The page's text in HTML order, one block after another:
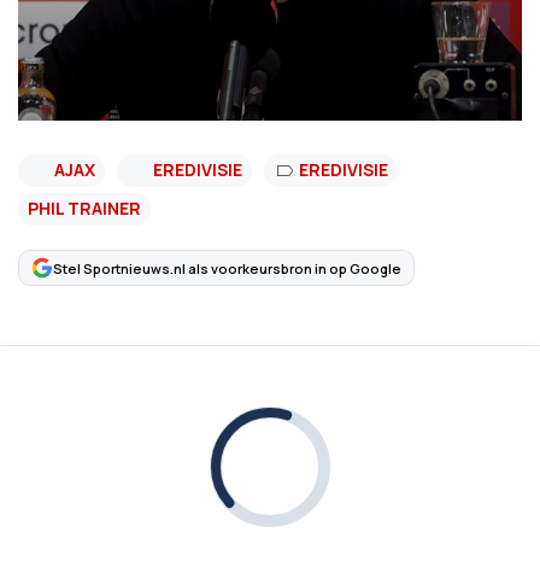
AJAX EREDIVISIE
EREDIVISIE
PHIL TRAINER
Stel Sportnieuws.nl als voorkeursbron in op Google